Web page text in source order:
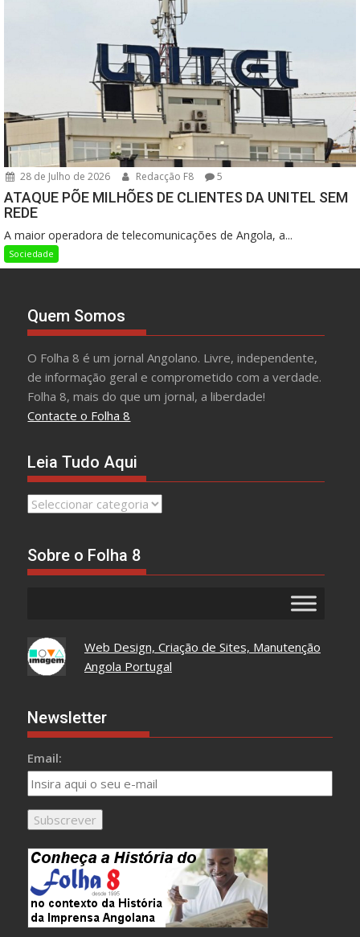
28 de Julho de 2026 Redacção F8 5
ATAQUE PÕE MILHÕES DE CLIENTES DA UNITEL SEM
REDE
A maior operadora de telecomunicações de Angola, a...
Sociedade
Quem Somos
O Folha 8 é um jornal Angolano. Livre, independente,
de informação geral e comprometido com a verdade.
Folha 8, mais do que um jornal, a liberdade!
Contacte o Folha 8
Leia Tudo Aqui
Leia
Sobre o Folha 8
Web Design, Criação de Sites, Manutenção
Angola Portugal
Newsletter
Email: